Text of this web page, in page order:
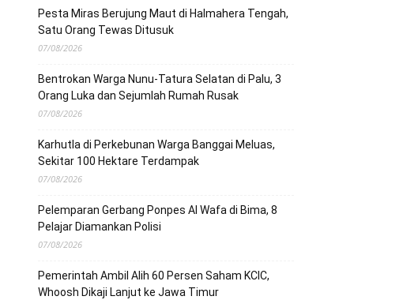
Pesta Miras Berujung Maut di Halmahera Tengah,
Satu Orang Tewas Ditusuk
07/08/2026
Bentrokan Warga Nunu-Tatura Selatan di Palu, 3
Orang Luka dan Sejumlah Rumah Rusak
07/08/2026
Karhutla di Perkebunan Warga Banggai Meluas,
Sekitar 100 Hektare Terdampak
07/08/2026
Pelemparan Gerbang Ponpes Al Wafa di Bima, 8
Pelajar Diamankan Polisi
07/08/2026
Pemerintah Ambil Alih 60 Persen Saham KCIC,
Whoosh Dikaji Lanjut ke Jawa Timur